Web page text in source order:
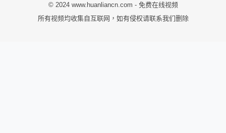
© 2024 www.huanliancn.com - 免费在线视频
所有视频均收集自互联网，如有侵权请联系我们删除